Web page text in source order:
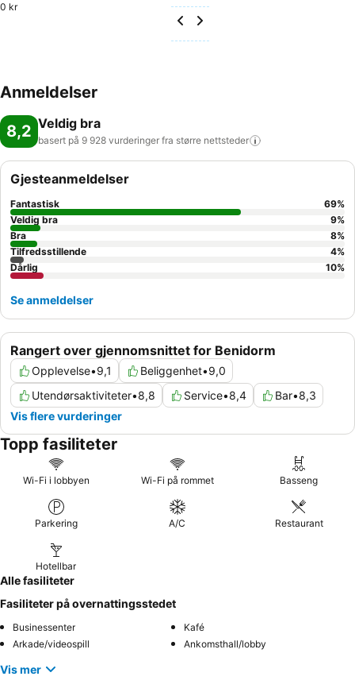
0 kr
Anmeldelser
8,2 Veldig bra
basert på 9 928 vurderinger fra større nettsteder
Rangert over gjennomsnittet for Benidorm
Opplevelse•9,1 Beliggenhet•9,0
Utendørsaktiviteter•8,8 Service•8,4 Bar•8,3
Vis flere vurderinger
Gjesteanmeldelser
Fantastisk 69%
Veldig bra
9%
Bra
8%
Tilfredsstillende
4%
Dårlig
10%
Se anmeldelser
Topp fasiliteter
Wi-Fi i lobbyen Wi-Fi på rommet Basseng
Parkering A/C Restaurant
Hotellbar
Alle fasiliteter
Fasiliteter på overnattingsstedet
Businessenter
Kafé
Arkade/videospill
Ankomsthall/lobby
Vis mer